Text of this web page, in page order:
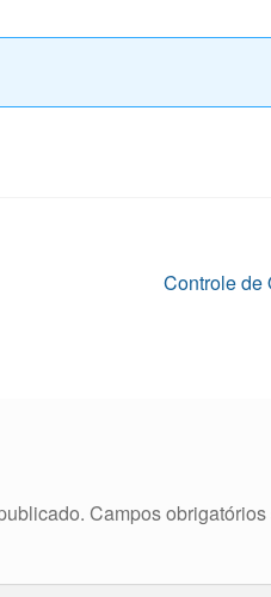
Próximo
Controle de
Campos